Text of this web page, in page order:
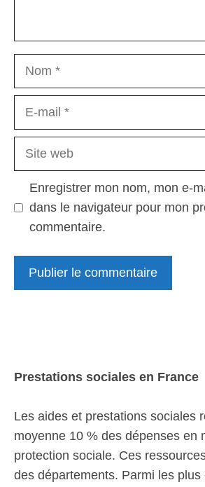
Nom
Site
Enregistrer mon nom, mon e-
dans le navigateur pour mon
commentaire.
Prestations sociales en France
Les aides et prestations sociales
moyenne 10 % des dépenses en
protection sociale. Ces
des départements. Parmi les plus